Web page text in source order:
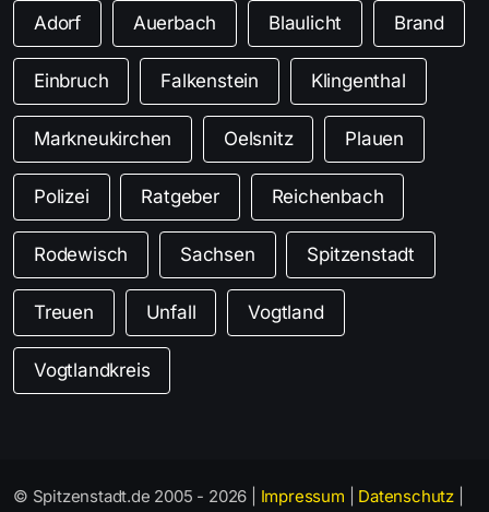
Adorf Auerbach Blaulicht Brand
Einbruch Falkenstein Klingenthal
Markneukirchen Oelsnitz Plauen
Polizei Ratgeber Reichenbach
Rodewisch Sachsen Spitzenstadt
Treuen Unfall Vogtland
Vogtlandkreis
© Spitzenstadt.de 2005 - 2026 | Impressum Datenschutz